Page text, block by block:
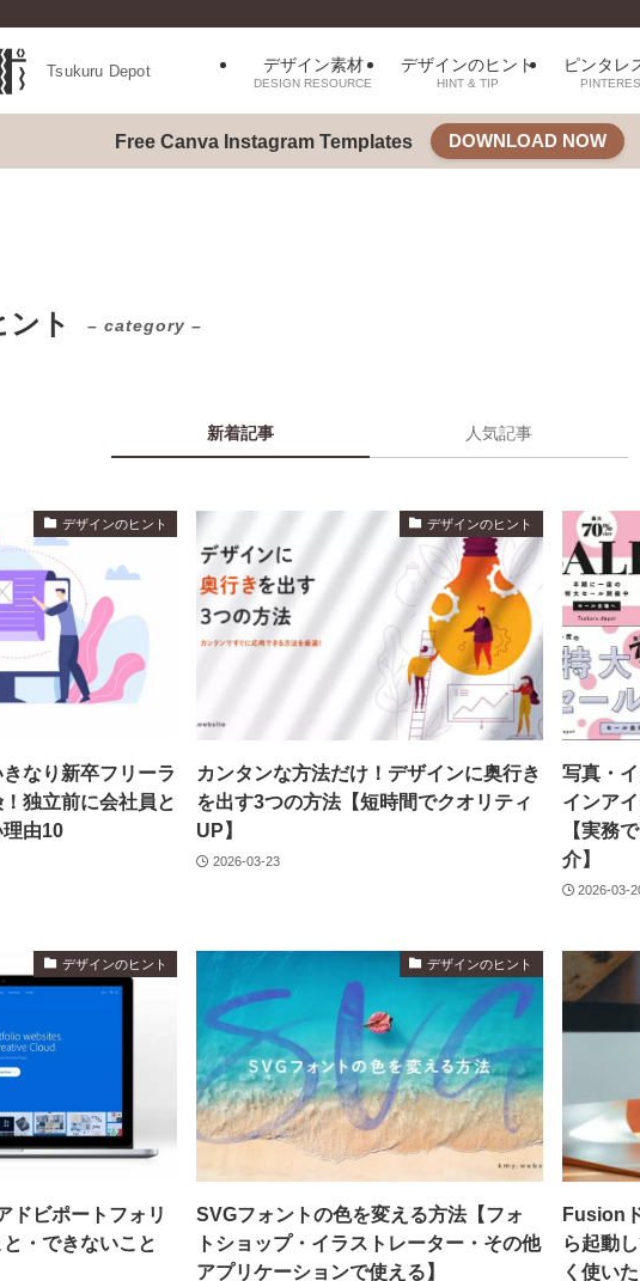
Tsukuru Depot デザイン素材
DESIGN RESOURCE
デザインのヒント
HINT & TIP
ピンタレ
Free Canva Instagram Templates DOWNLOAD NOW
ト – category –
新着記事 人気記事
デザインのヒント
なり新卒フリーラ
独立前に会社員と
理由10
デザインのヒント
カンタンな方法だけ！デザインに奥行き
を出す3つの方法【短時間でクオリティ
UP】
2026-03-23
写真・
インア
【実務
介】
2026-03-
デザインのヒント
ビポートフォリ
・できないこと
デザインのヒント
SVGフォントの色を変える方法【フォ
トショップ・イラストレーター・その他
アプリケーションで使える】
Fusion
ら起動
く使いた